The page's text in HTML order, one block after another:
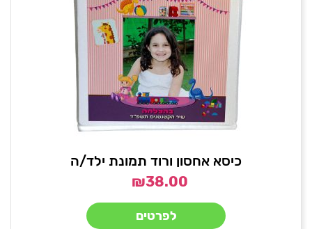
כיסא אחסון ורוד תמונת ילד/ה
₪38.00
לפרטים